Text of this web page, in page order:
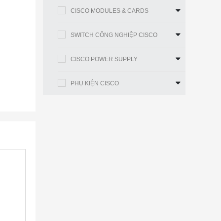
đã
CISCO MODULES & CARDS
SWITCH CÔNG NGHIỆP CISCO
CISCO POWER SUPPLY
PHỤ KIỆN CISCO